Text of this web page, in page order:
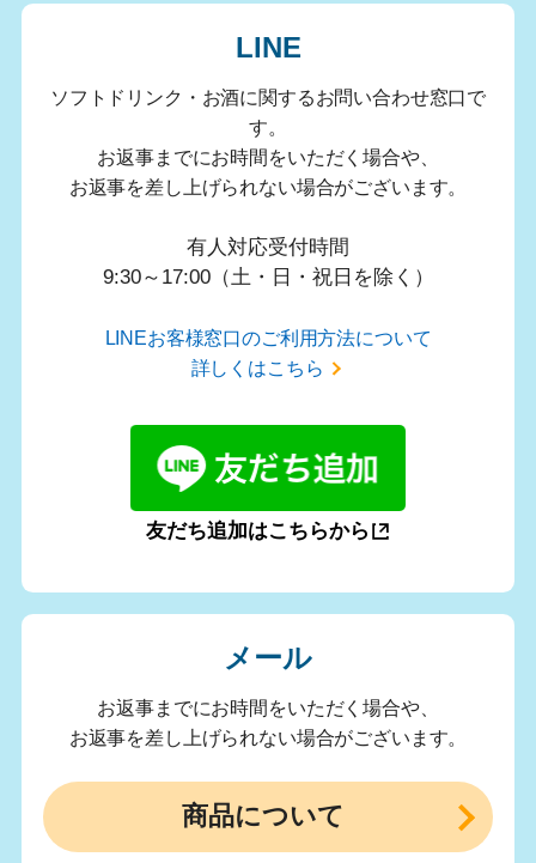
LINE
ソフトドリンク・お酒に関するお問い合わせ窓口で
す。
お返事までにお時間をいただく場合や、
お返事を差し上げられない場合がございます。
有人対応受付時間
9:30～17:00（土・日・祝日を除く）
LINEお客様窓口のご利用方法について
詳しくはこちら
友だち追加はこちらから
メール
お返事までにお時間をいただく場合や、
お返事を差し上げられない場合がございます。
商品について